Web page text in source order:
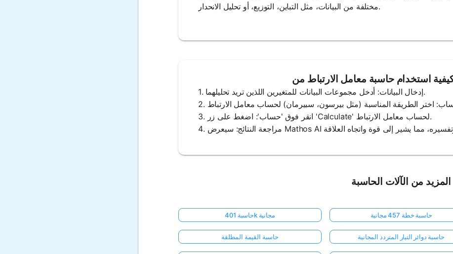
مختلفة من البيانات، مثل التباين، التوزيع، أو تحليل الانحدار.
1. إدخال البيانات: أدخل مجموعات البيانات للمتغيرين اللذين تريد تحليلهما.
3. انقر فوق 'حساب': اضغط على زر 'Calculate' لحساب معامل الارتباط.
المزيد من الآلات الحاسبة
حاسبة 401k مجانية حاسبة خطة 457 مجانية
حاسبة القيمة المطلقة حاسبة دوائر التيار المتردد المجانية